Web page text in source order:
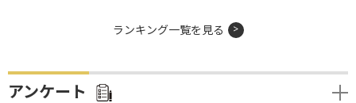
ランキング一覧を見る
アンケート